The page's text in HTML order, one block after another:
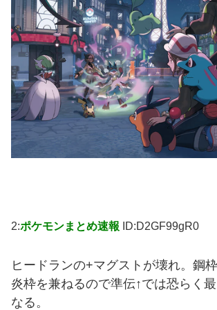
2:ポケモンまとめ速報 ID:D2GF99gR0
ヒードランの+マグストが壊れ。鋼
炎枠を兼ねるので準伝↑では恐らく
なる。